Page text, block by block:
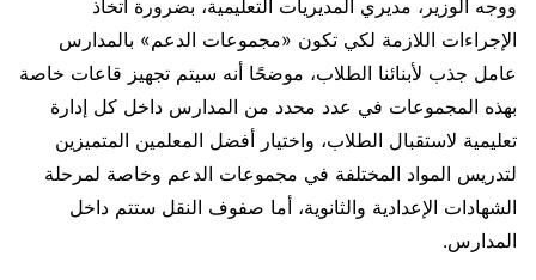
ووجه الوزير، مديري المديريات التعليمية، بضرورة اتخاذ
الإجراءات اللازمة لكي تكون «مجموعات الدعم» بالمدارس
عامل جذب لأبنائنا الطلاب، موضحًا أنه سيتم تجهيز قاعات خاصة
بهذه المجموعات في عدد محدد من المدارس داخل كل إدارة
تعليمية لاستقبال الطلاب، واختيار أفضل المعلمين المتميزين
لتدريس المواد المختلفة في مجموعات الدعم وخاصة لمرحلة
الشهادات الإعدادية والثانوية، أما صفوف النقل ستتم داخل
المدارس.